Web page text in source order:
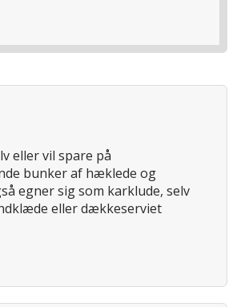
eller vil spare på
bunker af hæklede og
egner sig som karklude, selv
eller dækkeserviet